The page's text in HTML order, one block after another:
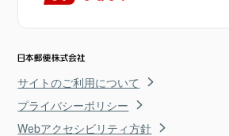
サイトのご利用について
プライバシーポリシー
Webアクセシビリティ方針